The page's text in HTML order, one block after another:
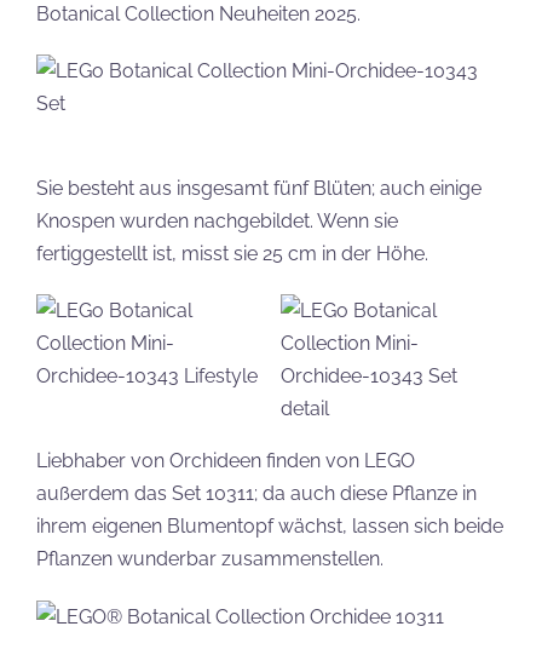
Botanical Collection Neuheiten 2025.
Sie besteht aus insgesamt fünf Blüten; auch einige
Knospen wurden nachgebildet. Wenn sie
fertiggestellt ist, misst sie 25 cm in der Höhe.
Liebhaber von Orchideen finden von LEGO
außerdem das Set 10311; da auch diese Pflanze in
ihrem eigenen Blumentopf wächst, lassen sich beide
Pflanzen wunderbar zusammenstellen.